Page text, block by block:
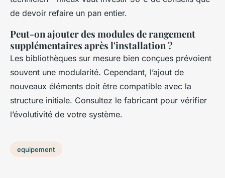
de devoir refaire un pan entier.
Peut-on ajouter des modules de rangement
supplémentaires après l'installation ?
Les bibliothèques sur mesure bien conçues prévoient
souvent une modularité. Cependant, l’ajout de
nouveaux éléments doit être compatible avec la
structure initiale. Consultez le fabricant pour vérifier
l’évolutivité de votre système.
equipement